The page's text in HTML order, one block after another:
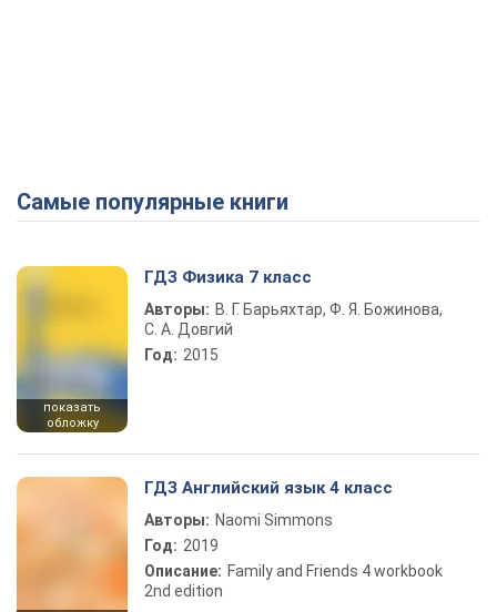
Самые популярные книги
показать
обложку
ГДЗ Физика 7 класс
Авторы: В. Г. Барьяхтар, Ф. Я. Божинова,
С. А. Довгий
Год: 2015
ГДЗ Английский язык 4 класс
Авторы: Naomi Simmons
Год: 2019
Описание: Family and Friends 4 workbook
2nd edition